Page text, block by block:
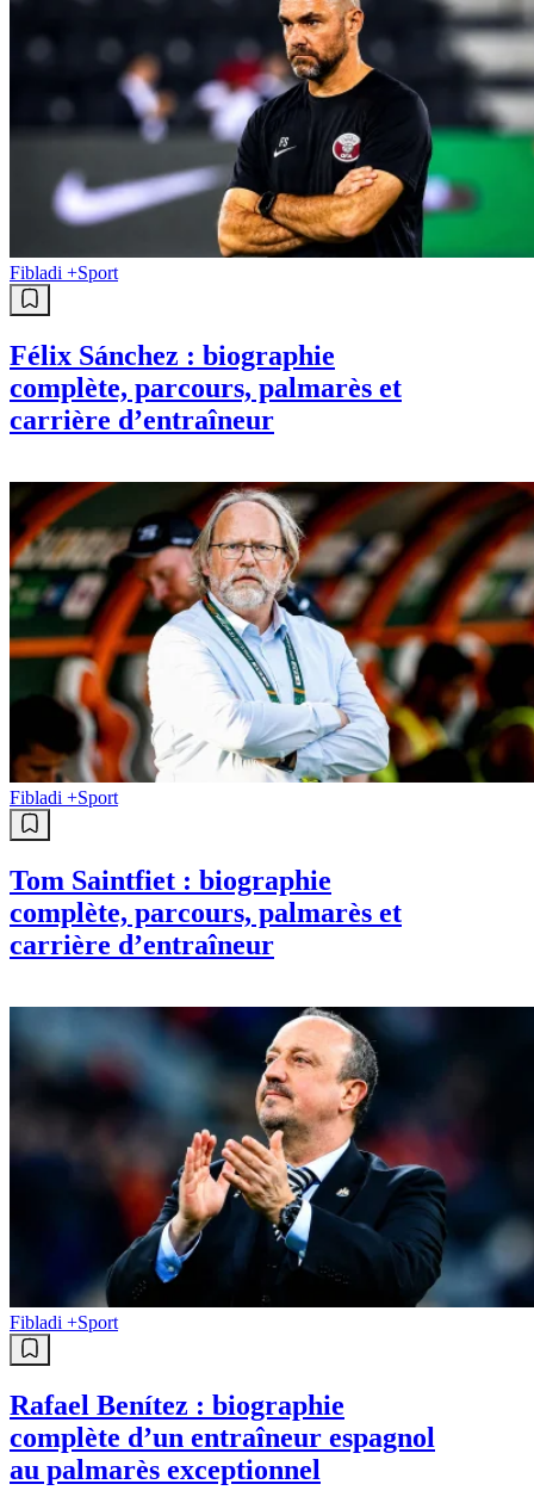
Fibladi +Sport
Félix Sánchez : biographie
complète, parcours, palmarès et
carrière d’entraîneur
Fibladi +Sport
Tom Saintfiet : biographie
complète, parcours, palmarès et
carrière d’entraîneur
Fibladi +Sport
Rafael Benítez : biographie
complète d’un entraîneur espagnol
au palmarès exceptionnel